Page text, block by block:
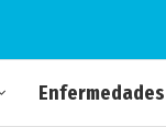
Enfermedades